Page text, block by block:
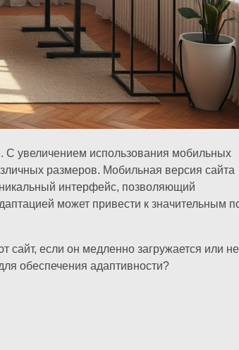
увеличением использования мобильных
размеров. Мобильная версия сайта
интерфейс, позволяющий
может привести к значительным
сайт, если он медленно загружается или не
обеспечения адаптивности?